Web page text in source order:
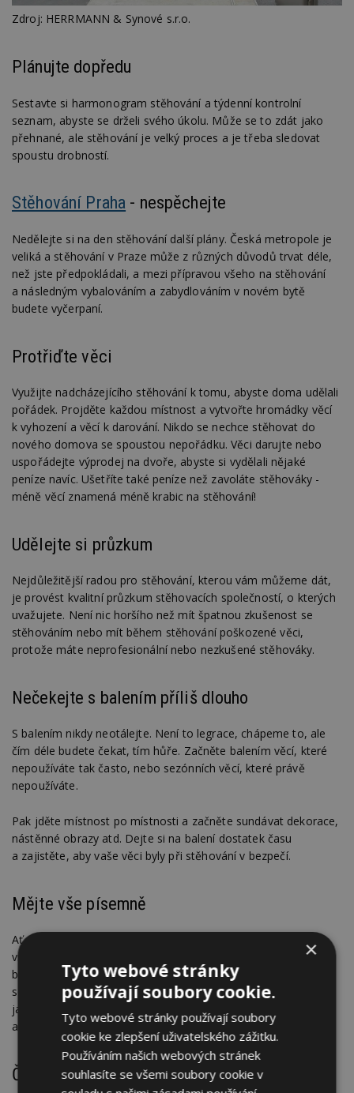
Zdroj: HERRMANN & Synové s.r.o.
Plánujte dopředu
Sestavte si harmonogram stěhování a týdenní kontrolní
seznam, abyste se drželi svého úkolu. Může se to zdát jako
přehnané, ale stěhování je velký proces a je třeba sledovat
spoustu drobností.
Stěhování Praha - nespěchejte
Nedělejte si na den stěhování další plány. Česká metropole je
veliká a stěhování v Praze může z různých důvodů trvat déle,
než jste předpokládali, a mezi přípravou všeho na stěhování
a následným vybalováním a zabydlováním v novém bytě
budete vyčerpaní.
Protřiďte věci
Využijte nadcházejícího stěhování k tomu, abyste doma udělali
pořádek. Projděte každou místnost a vytvořte hromádky věcí
k vyhození a věcí k darování. Nikdo se nechce stěhovat do
nového domova se spoustou nepořádku. Věci darujte nebo
uspořádejte výprodej na dvoře, abyste si vydělali nějaké
peníze navíc. Ušetříte také peníze než zavoláte stěhováky -
méně věcí znamená méně krabic na stěhování!
Udělejte si průzkum
Nejdůležitější radou pro stěhování, kterou vám můžeme dát,
je provést kvalitní průzkum stěhovacích společností, o kterých
uvažujete. Není nic horšího než mít špatnou zkušenost se
stěhováním nebo mít během stěhování poškozené věci,
protože máte neprofesionální nebo nezkušené stěhováky.
Nečekejte s balením příliš dlouho
S balením nikdy neotálejte. Není to legrace, chápeme to, ale
čím déle budete čekat, tím hůře. Začněte balením věcí, které
nepoužíváte tak často, nebo sezónních věcí, které právě
nepoužíváte.
Pak jděte místnost po místnosti a začněte sundávat dekorace,
nástěnné obrazy atd. Dejte si na balení dostatek času
a zajistěte, aby vaše věci byly při stěhování v bezpečí.
Mějte vše písemně
Ať už využijete stěhovací či balicí služby, ujistěte se, že máte
vše písemně. Ať už se jedná o e-mail nebo tištěnou stvrzenku,
budete chtít přesně vědět, co vám bude účtováno, a vyhnete
se tak zbytečným zmatkům nebo překvapením. Pokud máte
jakékoli dotazy ohledně toho, co obdržíte, ihned zavolejte,
abyste předešli jakýmkoli nedorozuměním.
Čtěte pojistné a platební podmínky
×
Tyto webové stránky
používají soubory cookie.
Tyto webové stránky používají soubory
cookie ke zlepšení uživatelského zážitku.
Používáním našich webových stránek
souhlasíte se všemi soubory cookie v